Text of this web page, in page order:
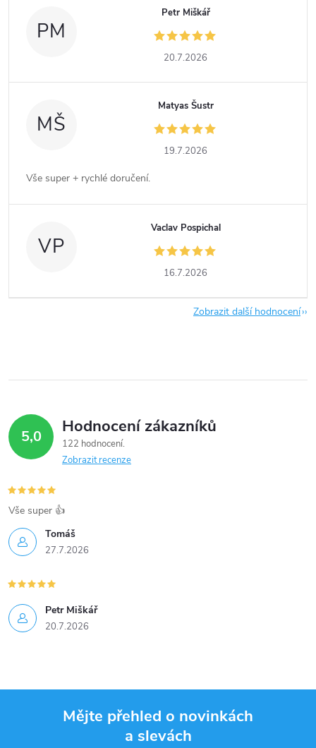
PM
Petr Miškář
20.7.2026
MŠ
Matyas Šustr
19.7.2026
Vše super + rychlé doručení.
VP
Vaclav Pospichal
16.7.2026
Zobrazit další hodnocení
5,0 Hodnocení zákazníků
122 hodnocení
Zobrazit recenze
Tomáš
27.7.2026
Vše super 👍
Petr Miškář
20.7.2026
Mějte přehled o novinkách
a slevách